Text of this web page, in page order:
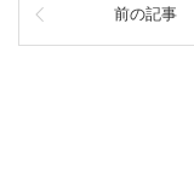
前の記事